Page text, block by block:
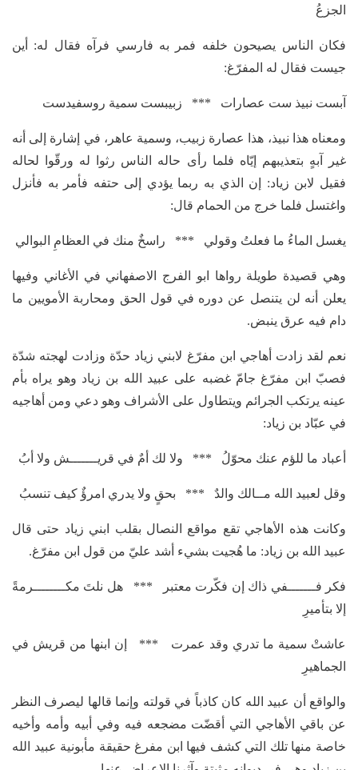
الجزعُ
فكان الناس يصيحون خلفه فمر به فارسي فرآه فقال له: أين
جيست فقال له المفرّغ:
آبست نبيذ ست عصارات *** زبيبست سمية روسفيدست
ومعناه هذا نبيذ، هذا عصارة زبيب، وسمية عاهر، في إشارة إلى أنه
غير آبهٍ بتعذيبهم إيّاه فلما رأى حاله الناس رثوا له ورقّوا لحاله
فقيل لابن زياد: إن الذي به ربما يؤدي إلى حتفه فأمر به فأنزل
واغتسل فلما خرج من الحمام قال:
يغسل الماءُ ما فعلتُ وقولي *** راسخٌ منك في العظامِ البوالي
وهي قصيدة طويلة رواها ابو الفرج الاصفهاني في الأغاني وفيها
يعلن أنه لن يتنصل عن دوره في قول الحق ومحاربة الأمويين ما
دام فيه عرق ينبض.
نعم لقد زادت أهاجي ابن مفرّغ لابني زياد حدّة وزادت لهجته شدّة
فصبّ ابن مفرّغ جامّ غضبه على عبيد الله بن زياد وهو يراه بأم
عينه يرتكب الجرائم ويتطاول على الأشراف وهو دعي ومن أهاجيه
في عبّاد بن زياد:
أعباد ما للؤم عنك محوّلُ *** ولا لك أمٌ في قريـــــــش ولا أبُ
وقل لعبيد الله مــالك والدٌ *** بحقٍ ولا يدري امرؤٌ كيف تنسبُ
وكانت هذه الأهاجي تقع مواقع النصال بقلب ابني زياد حتى قال
عبيد الله بن زياد: ما هُجيت بشيء أشد عليّ من قول ابن مفرّغ.
فكر فـــــــفي ذاك إن فكّرت معتبر *** هل نلتَ مكــــــــرمةً
إلا بتأميرِ
عاشتْ سمية ما تدري وقد عمرت *** إن ابنها من قريش في
الجماهيرِ
والواقع أن عبيد الله كان كاذباً في قولته وإنما قالها ليصرف النظر
عن باقي الأهاجي التي أقضّت مضجعه فيه وفي أبيه وأمه وأخيه
خاصة منها تلك التي كشف فيها ابن مفرغ حقيقة مأبونية عبيد الله